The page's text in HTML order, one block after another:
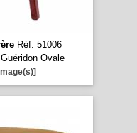
Réf. 51006
Ovale